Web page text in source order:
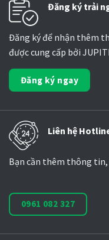
Đăng ký trải
Đăng ký để nhận thêm
được cung cấp bởi
Đăng ký ngay
Liên hệ
Bạn cần thêm thông
0961 082 327